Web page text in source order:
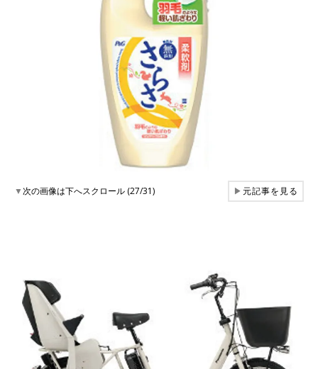
▼次の画像は下へスクロール (27/31) ▶元記事を見る